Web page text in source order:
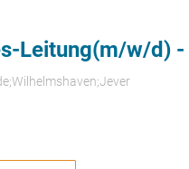
Leitung(m/w/d) -